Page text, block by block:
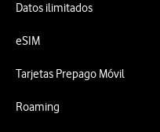
Datos ilimitados
eSIM
Tarjetas Prepago Móvil
Roaming